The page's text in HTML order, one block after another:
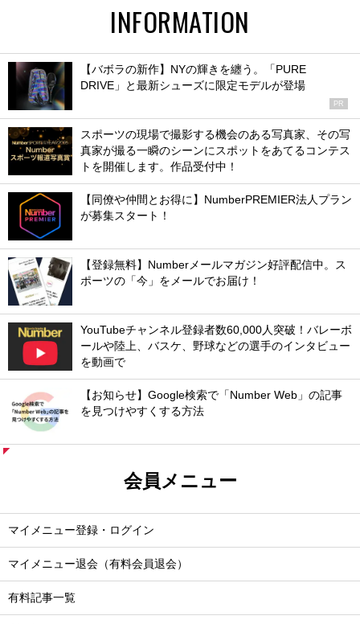
INFORMATION
【バボラの新作】NYの輝きを纏う。「PURE
DRIVE」と最新シューズに限定モデルが登場
PR
スポーツの現場で撮影する機会のある写真家、その写
真家が撮る一瞬のシーンにスポットをあてるコンテス
トを開催します。作品受付中！
【同僚や仲間とお得に】NumberPREMIER法人プラン
が募集スタート！
【登録無料】Numberメールマガジン好評配信中。ス
ポーツの「今」をメールでお届け！
YouTubeチャンネル登録者数60,000人突破！バレーボ
ールや陸上、バスケ、野球などの選手のインタビュー
を動画で
【お知らせ】Google検索で「Number Web」の記事
を見つけやすくする方法
会員メニュー
マイメニュー登録・ログイン
マイメニュー退会（有料会員退会）
有料記事一覧